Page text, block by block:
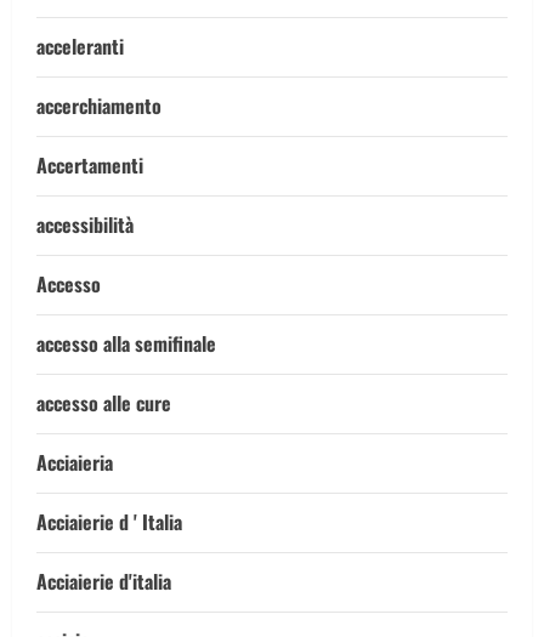
acceleranti
accerchiamento
Accertamenti
accessibilità
Accesso
accesso alla semifinale
accesso alle cure
Acciaieria
Acciaierie d ' Italia
Acciaierie d'italia